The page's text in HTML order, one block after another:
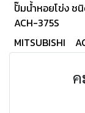
ปั๊มน้ำหอยโข่ง ช
ACH-375S
MITSUBISHI